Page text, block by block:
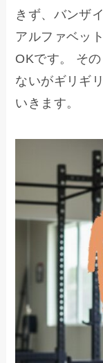
きず、バンザ
アルファベッ
OKです。 そ
ないがギリギ
いきます。